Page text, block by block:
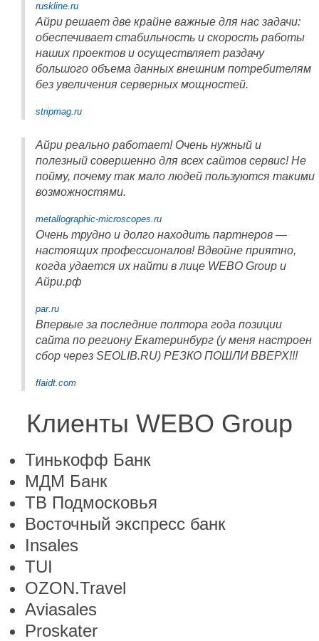
ruskline.ru
Айри решает две крайне важные для нас задачи:
обеспечивает стабильность и скорость работы
наших проектов и осуществляет раздачу
большого объема данных внешним потребителям
без увеличения серверных мощностей.
stripmag.ru
Айри реально работает! Очень нужный и
полезный совершенно для всех сайтов сервис! Не
пойму, почему так мало людей пользуются такими
возможностями.
metallographic-microscopes.ru
Очень трудно и долго находить партнеров —
настоящих профессионалов! Вдвойне приятно,
когда удается их найти в лице WEBO Group и
Айри.рф
par.ru
Впервые за последние полтора года позиции
сайта по региону Екатеринбург (у меня настроен
сбор через SEOLIB.RU) РЕЗКО ПОШЛИ ВВЕРХ!!!
flaidt.com
Клиенты WEBO Group
Тинькофф Банк
МДМ Банк
ТВ Подмосковья
Восточный экспресс банк
Insales
TUI
OZON.Travel
Aviasales
Proskater